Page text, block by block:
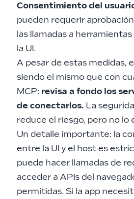
Consentimiento del
pueden requerir
las llamadas a
la UI.
A pesar de estas medidas,
siendo el mismo que con
MCP: revisa a fondo los
de conectarlos. La
reduce el riesgo, pero no lo
Un detalle importante: la
entre la UI y el host es
puede hacer llamadas de
acceder a APIs del
permitidas. Si la app